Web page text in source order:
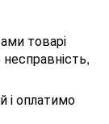
товарі
і оплатимо